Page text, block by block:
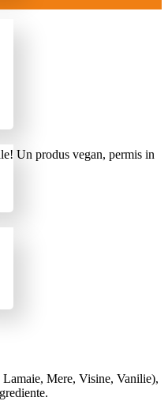
Un produs vegan, permis in
Lamaie, Mere, Visine, Vanilie),